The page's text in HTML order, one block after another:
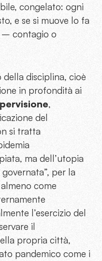
congelato: ogni
e se si muove lo fa
– contagio o
della disciplina, cioè
in profondità ai
,
del
si tratta
ma dell’utopia
per la
come
l’esercizio del
il
propria città,
pandemico come i